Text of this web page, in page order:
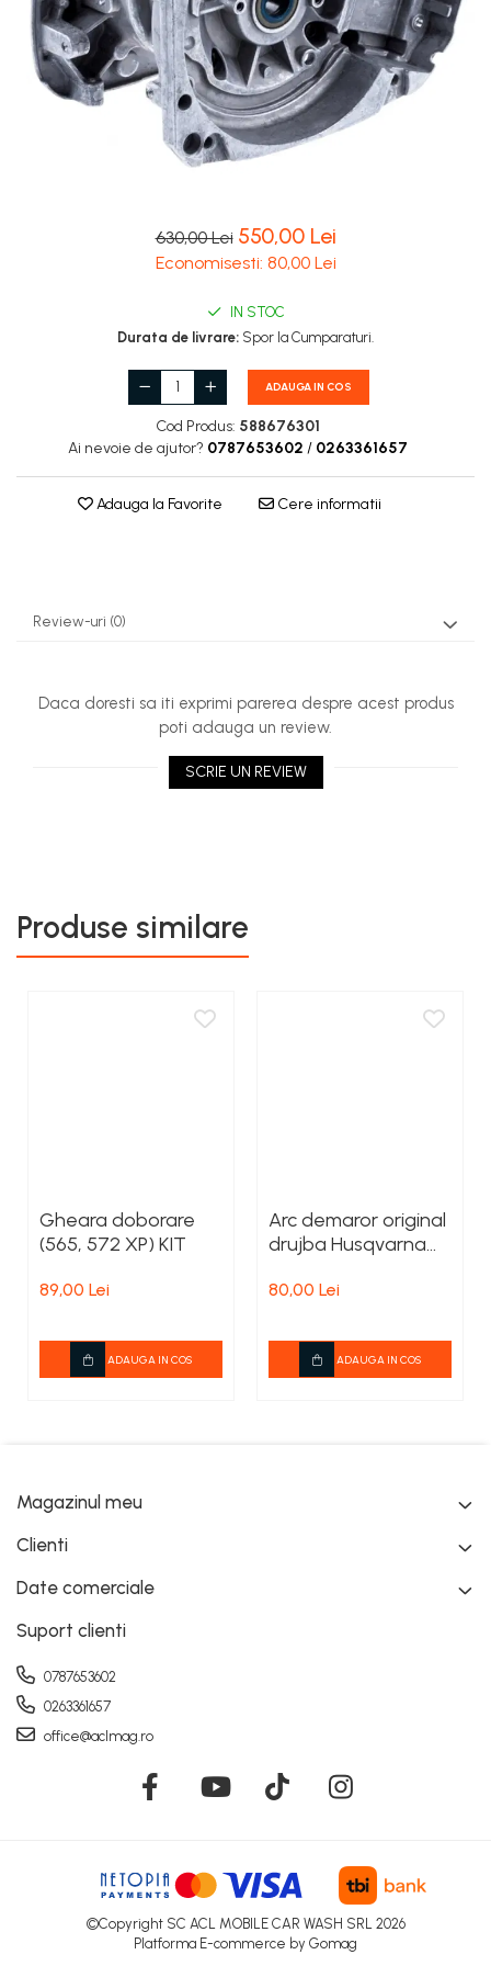
Carburatoare
Carcasa ambreiaj
Carcasa demaror
Garnituri carburator
Pistoane
Volanta
630,00 Lei 550,00 Lei
Economisesti: 80,00 Lei
IN STOC
Durata de livrare: Spor la Cumparaturi.
ADAUGA IN COS
Cod Produs: 588676301
Ai nevoie de ajutor? 0787653602 / 0263361657
Adauga la Favorite Cere informatii
Review-uri (0)
Daca doresti sa iti exprimi parerea despre acest produs
poti adauga un review.
SCRIE UN REVIEW
Produse similare
Gheara doborare
(565, 572 XP) KIT
89,00 Lei
ADAUGA IN COS
Arc demaror original
drujba Husqvarna
560XP, 562XP,
80,00 Lei
ADAUGA IN COS
Magazinul meu
Clienti
Date comerciale
Suport clienti
0787653602
0263361657
office@aclmag.ro
©Copyright SC ACL MOBILE CAR WASH SRL 2026
Platforma E-commerce by Gomag